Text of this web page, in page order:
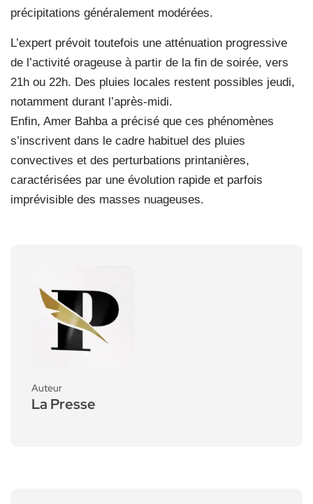
précipitations généralement modérées.
L’expert prévoit toutefois une atténuation progressive
de l’activité orageuse à partir de la fin de soirée, vers
21h ou 22h. Des pluies locales restent possibles jeudi,
notamment durant l’après-midi.
Enfin, Amer Bahba a précisé que ces phénomènes
s’inscrivent dans le cadre habituel des pluies
convectives et des perturbations printanières,
caractérisées par une évolution rapide et parfois
imprévisible des masses nuageuses.
Auteur
La Presse